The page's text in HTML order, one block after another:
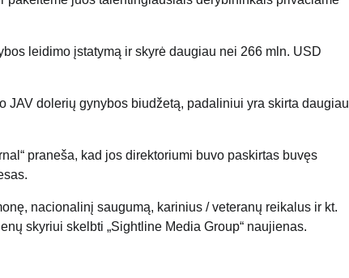
leidimo įstatymą ir skyrė daugiau nei 266 mln. USD
JAV dolerių gynybos biudžetą, padaliniui yra skirta daugiau
praneša, kad jos direktoriumi buvo paskirtas buvęs
nacionalinį saugumą, karinius / veteranų reikalus ir kt.
skyriui skelbti „Sightline Media Group“ naujienas.